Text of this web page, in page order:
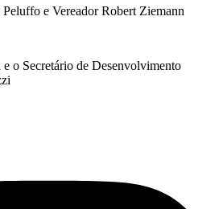
e Vereador Robert Ziemann
o Secretário de Desenvolvimento